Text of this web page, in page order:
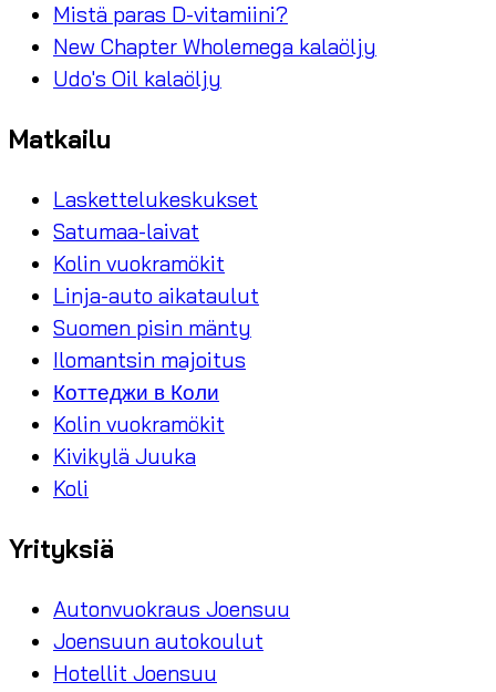
Mistä paras D-vitamiini?
New Chapter Wholemega kalaöljy
Udo's Oil kalaöljy
Matkailu
Laskettelukeskukset
Satumaa-laivat
Kolin vuokramökit
Linja-auto aikataulut
Suomen pisin mänty
Ilomantsin majoitus
Коттеджи в Коли
Kolin vuokramökit
Kivikylä Juuka
Koli
Yrityksiä
Autonvuokraus Joensuu
Joensuun autokoulut
Hotellit Joensuu